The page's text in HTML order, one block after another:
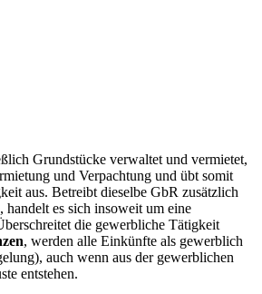
Grundstücke verwaltet und vermietet,
und Verpachtung und übt somit
aus. Betreibt dieselbe GbR zusätzlich
handelt es sich insoweit um eine
die gewerbliche Tätigkeit
, werden alle Einkünfte als gewerblich
auch wenn aus der gewerblichen
entstehen.